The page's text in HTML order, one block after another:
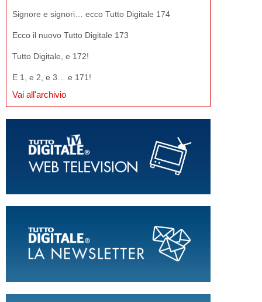
Signore e signori… ecco Tutto Digitale 174
Ecco il nuovo Tutto Digitale 173
Tutto Digitale, e 172!
E 1, e 2, e 3… e 171!
Vai all'archivio